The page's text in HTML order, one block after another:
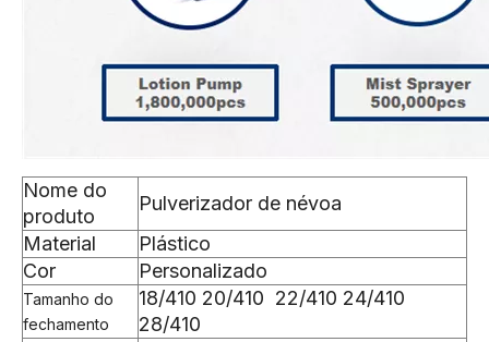
Nome do
produto
Pulverizador de névoa
Material
Plástico
Cor
Personalizado
Tamanho do
fechamento
18/410 20/410 22/410 24/410
28/410